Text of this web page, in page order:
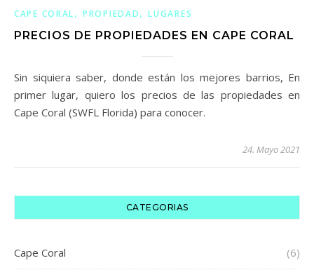
CAPE CORAL, PROPIEDAD,LUGARES
PRECIOS DE PROPIEDADES EN CAPE CORAL
Sin siquiera saber, donde están los mejores barrios, En
primer lugar, quiero los precios de las propiedades en
Cape Coral (SWFL Florida) para conocer.
24. Mayo 2021
CATEGORIAS
Cape Coral (6)